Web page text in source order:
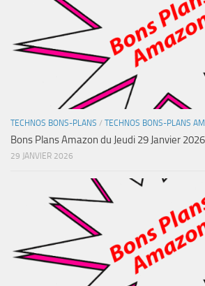
TECHNOS BONS-PLANS / TECHNOS BONS-PLANS
Bons Plans Amazon du Jeudi 29 Janvier
29 JANVIER 2026